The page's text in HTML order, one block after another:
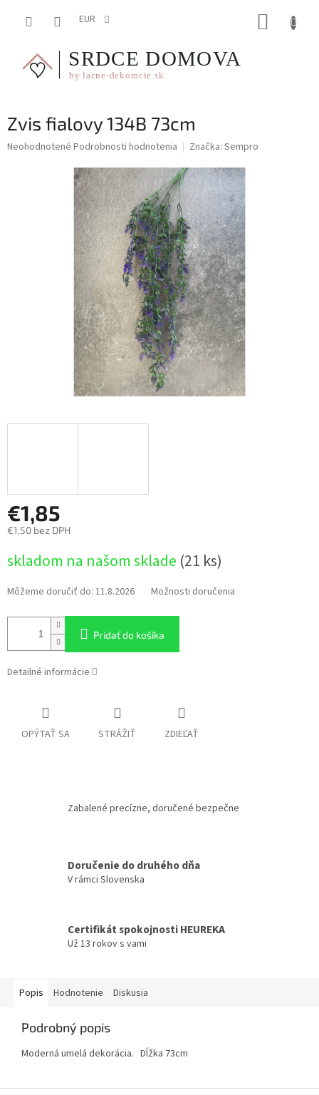
EUR
Zvis fialovy 134B 73cm
Priemerné
Neohodnotené Podrobnosti hodnotenia Značka: Sempro
€1,85
€1,50 bez DPH
cena:
skladom na našom sklade (21 ks)
Môžeme doručiť do: 11.8.2026 Možnosti doručenia
Pridať do košíka
Detailné informácie
OPÝTAŤ SA STRÁŽIŤ ZDIEĽAŤ
Zabalené precízne, doručené bezpečne
Doručenie do druhého dňa
V rámci Slovenska
Certifikát spokojnosti HEUREKA
Už 13 rokov s vami
Popis Hodnotenie Diskusia
Podrobný popis
Moderná umelá dekorácia. Dĺžka 73cm